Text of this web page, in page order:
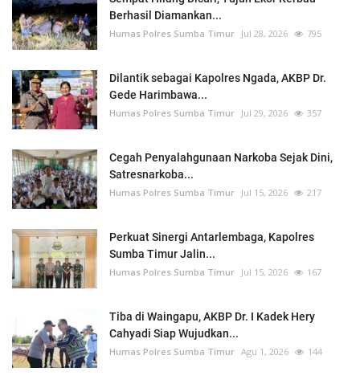
Berhasil Diamankan...
Humas Polres Sumba Timur Jul 28, 2026 795
Dilantik sebagai Kapolres Ngada, AKBP Dr.
Gede Harimbawa...
Humas Polres Sumba Timur Jul 29, 2026 357
Cegah Penyalahgunaan Narkoba Sejak Dini,
Satresnarkoba...
Humas Polres Sumba Timur Jul 15, 2026 217
Perkuat Sinergi Antarlembaga, Kapolres
Sumba Timur Jalin...
Humas Polres Sumba Timur Jul 15, 2026 167
Tiba di Waingapu, AKBP Dr. I Kadek Hery
Cahyadi Siap Wujudkan...
Humas Polres Sumba Timur Agu 1, 2026 144